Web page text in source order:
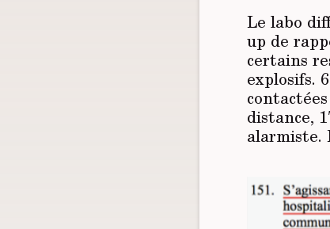
Le labo
up de
certains
explosifs.
distance,
alarmiste.